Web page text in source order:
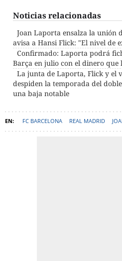
Noticias relacionadas
Joan Laporta ensalza la unión
avisa a Hansi Flick: "El nivel de
Confirmado: Laporta podrá
Barça en julio con el dinero
La junta de Laporta, Flick y el
despiden la temporada del
una baja notable
FC BARCELONA REAL MADRID